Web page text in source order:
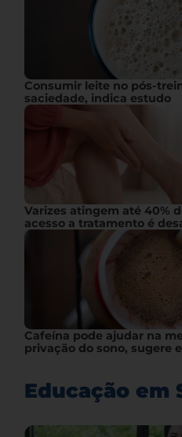
Consumir leite no pós-
saciedade, indica estudo
Varizes atingem até 40%
acesso a tratamento é
Cafeína pode ajudar na
privação do sono, sugere
Educação em